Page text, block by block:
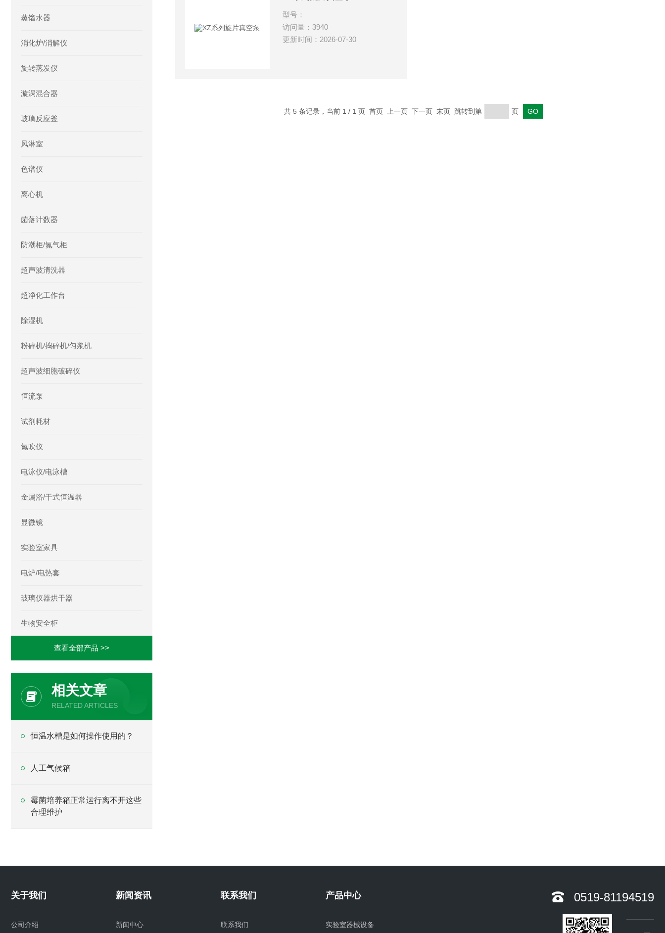
蒸馏水器
消化炉/消解仪
旋转蒸发仪
漩涡混合器
玻璃反应釜
风淋室
色谱仪
离心机
菌落计数器
防潮柜/氮气柜
超声波清洗器
超净化工作台
除湿机
粉碎机/捣碎机/匀浆机
超声波细胞破碎仪
恒流泵
试剂耗材
氮吹仪
电泳仪/电泳槽
金属浴/干式恒温器
显微镜
实验室家具
电炉/电热套
玻璃仪器烘干器
生物安全柜
查看全部产品 >>
相关文章
RELATED ARTICLES
恒温水槽是如何操作使用的？
人工气候箱
霉菌培养箱正常运行离不开这些
合理维护
型号：
访问量：3940
更新时间：2026-07-30
共 5 条记录，当前 1 / 1 页 首页 上一页 下一页 末页 跳转到第 页
关于我们
公司介绍
新闻资讯
新闻中心
联系我们
联系我们
产品中心
实验室器械设备
0519-81194519